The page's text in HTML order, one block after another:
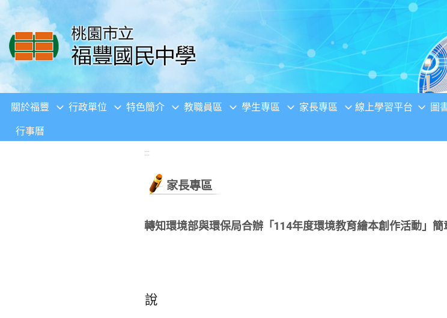
移至網頁之主要內容區位置
關於福豐 行政單位 特色簡介 教職員區 學生專區 家長專區 線上學習平台 圖
行事曆
:::
家長專區
轉知環境部與環保局合辦「114年度環境教育繪本創作活動」
說